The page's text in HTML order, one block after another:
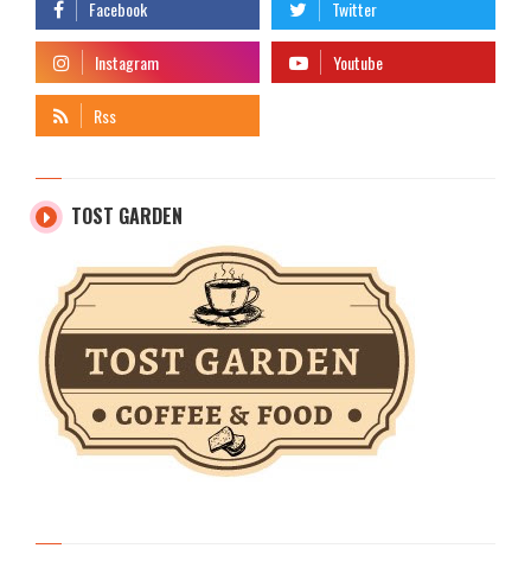
TOST GARDEN